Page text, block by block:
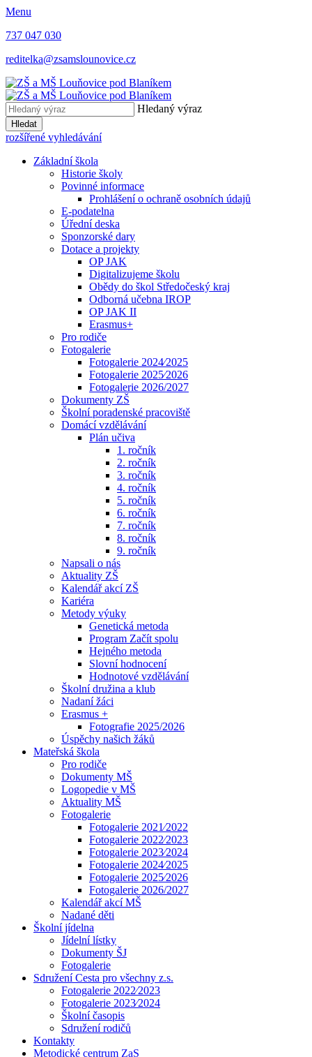
Menu
737 047 030
reditelka@zsamslounovice.cz
Hledaný výraz
Hledat
rozšířené vyhledávání
Základní škola
Historie školy
Povinné informace
Prohlášení o ochraně osobních údajů
E-podatelna
Úřední deska
Sponzorské dary
Dotace a projekty
OP JAK
Digitalizujeme školu
Obědy do škol Středočeský kraj
Odborná učebna IROP
OP JAK II
Erasmus+
Pro rodiče
Fotogalerie
Fotogalerie 2024⁄2025
Fotogalerie 2025⁄2026
Fotogalerie 2026/2027
Dokumenty ZŠ
Školní poradenské pracoviště
Domácí vzdělávání
Plán učiva
1. ročník
2. ročník
3. ročník
4. ročník
5. ročník
6. ročník
7. ročník
8. ročník
9. ročník
Napsali o nás
Aktuality ZŠ
Kalendář akcí ZŠ
Kariéra
Metody výuky
Genetická metoda
Program Začít spolu
Hejného metoda
Slovní hodnocení
Hodnotové vzdělávání
Školní družina a klub
Nadaní žáci
Erasmus +
Fotografie 2025/2026
Úspěchy našich žáků
Mateřská škola
Pro rodiče
Dokumenty MŠ
Logopedie v MŠ
Aktuality MŠ
Fotogalerie
Fotogalerie 2021⁄2022
Fotogalerie 2022⁄2023
Fotogalerie 2023⁄2024
Fotogalerie 2024⁄2025
Fotogalerie 2025⁄2026
Fotogalerie 2026/2027
Kalendář akcí MŠ
Nadané děti
Školní jídelna
Jídelní lístky
Dokumenty ŠJ
Fotogalerie
Sdružení Cesta pro všechny z.s.
Fotogalerie 2022⁄2023
Fotogalerie 2023⁄2024
Školní časopis
Sdružení rodičů
Kontakty
Metodické centrum ZaS